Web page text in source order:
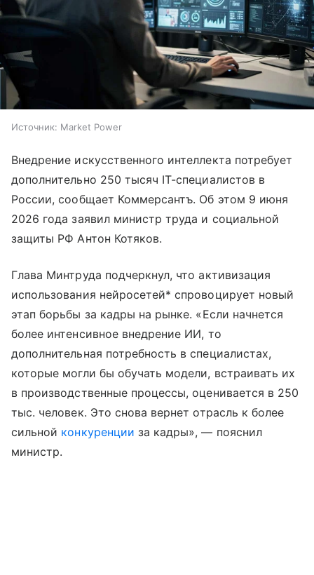
Источник: Market Power
Внедрение искусственного интеллекта потребует
дополнительно 250 тысяч IT-специалистов в
России, сообщает Коммерсантъ. Об этом 9 июня
2026 года заявил министр труда и социальной
защиты РФ Антон Котяков.
Глава Минтруда подчеркнул, что активизация
использования нейросетей* спровоцирует новый
этап борьбы за кадры на рынке. «Если начнется
более интенсивное внедрение ИИ, то
дополнительная потребность в специалистах,
которые могли бы обучать модели, встраивать их
в производственные процессы, оценивается в 250
тыс. человек. Это снова вернет отрасль к более
сильной конкуренции за кадры», — пояснил
министр.